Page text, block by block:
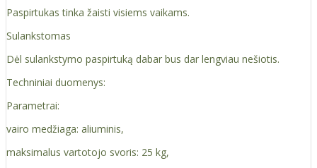
Paspirtukas tinka žaisti visiems vaikams.
Sulankstomas
Dėl sulankstymo paspirtuką dabar bus dar lengviau nešiotis.
Techniniai duomenys:
Parametrai:
vairo medžiaga: aliuminis,
maksimalus vartotojo svoris: 25 kg,